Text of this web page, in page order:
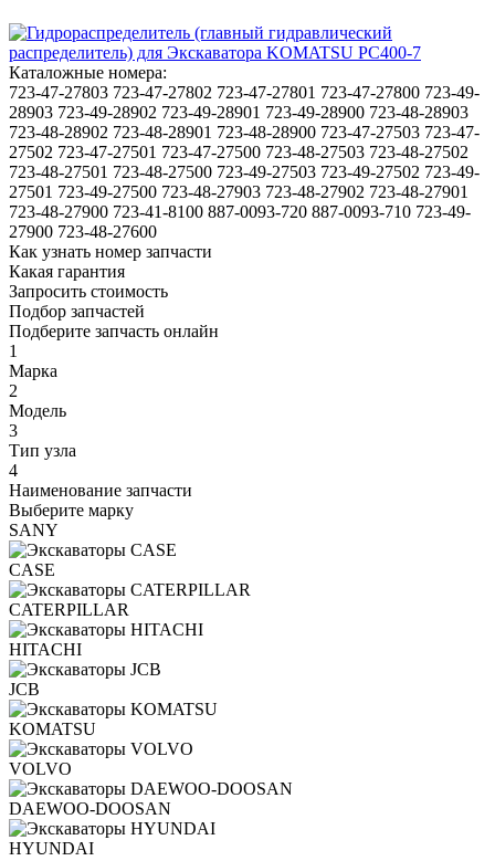
Каталожные номера:
723-47-27803 723-47-27802 723-47-27801 723-47-27800 723-49-
28903 723-49-28902 723-49-28901 723-49-28900 723-48-28903
723-48-28902 723-48-28901 723-48-28900 723-47-27503 723-47-
27502 723-47-27501 723-47-27500 723-48-27503 723-48-27502
723-48-27501 723-48-27500 723-49-27503 723-49-27502 723-49-
27501 723-49-27500 723-48-27903 723-48-27902 723-48-27901
723-48-27900 723-41-8100 887-0093-720 887-0093-710 723-49-
27900 723-48-27600
Как узнать номер запчасти
Какая гарантия
Запросить стоимость
Подбор запчастей
Подберите запчасть онлайн
1
Марка
2
Модель
3
Тип узла
4
Наименование запчасти
Выберите марку
SANY
CASE
CATERPILLAR
HITACHI
JCB
KOMATSU
VOLVO
DAEWOO-DOOSAN
HYUNDAI